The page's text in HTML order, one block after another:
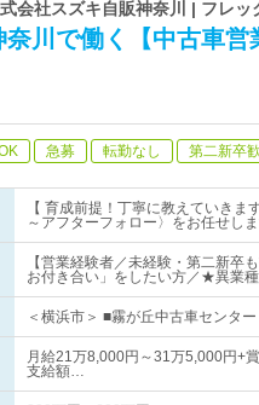
会社スズキ自販神奈川 | フレ
奈川で働く【中古車営
急募 転勤なし 第二新卒
【 育成前提！丁寧に教えていき
～アフターフォロー〉をお任せしま
【営業経験者／未経験・第二新
お付き合い」をしたい方／★異業
＜横浜市＞ ■霧が丘中古車センタ
月給21万8,000円～31万5,000円+
支給額…